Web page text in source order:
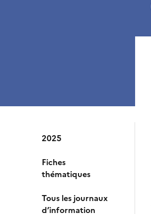
2025
Fiches
thématiques
Tous les journaux
d’information